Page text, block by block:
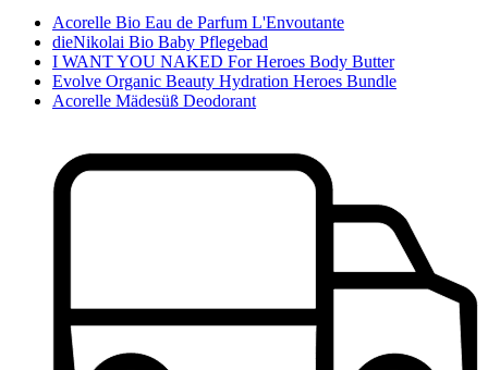
Acorelle Bio Eau de Parfum L'Envoutante
dieNikolai Bio Baby Pflegebad
I WANT YOU NAKED For Heroes Body Butter
Evolve Organic Beauty Hydration Heroes Bundle
Acorelle Mädesüß Deodorant